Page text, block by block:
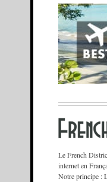
Le French
internet en
Notre principe :